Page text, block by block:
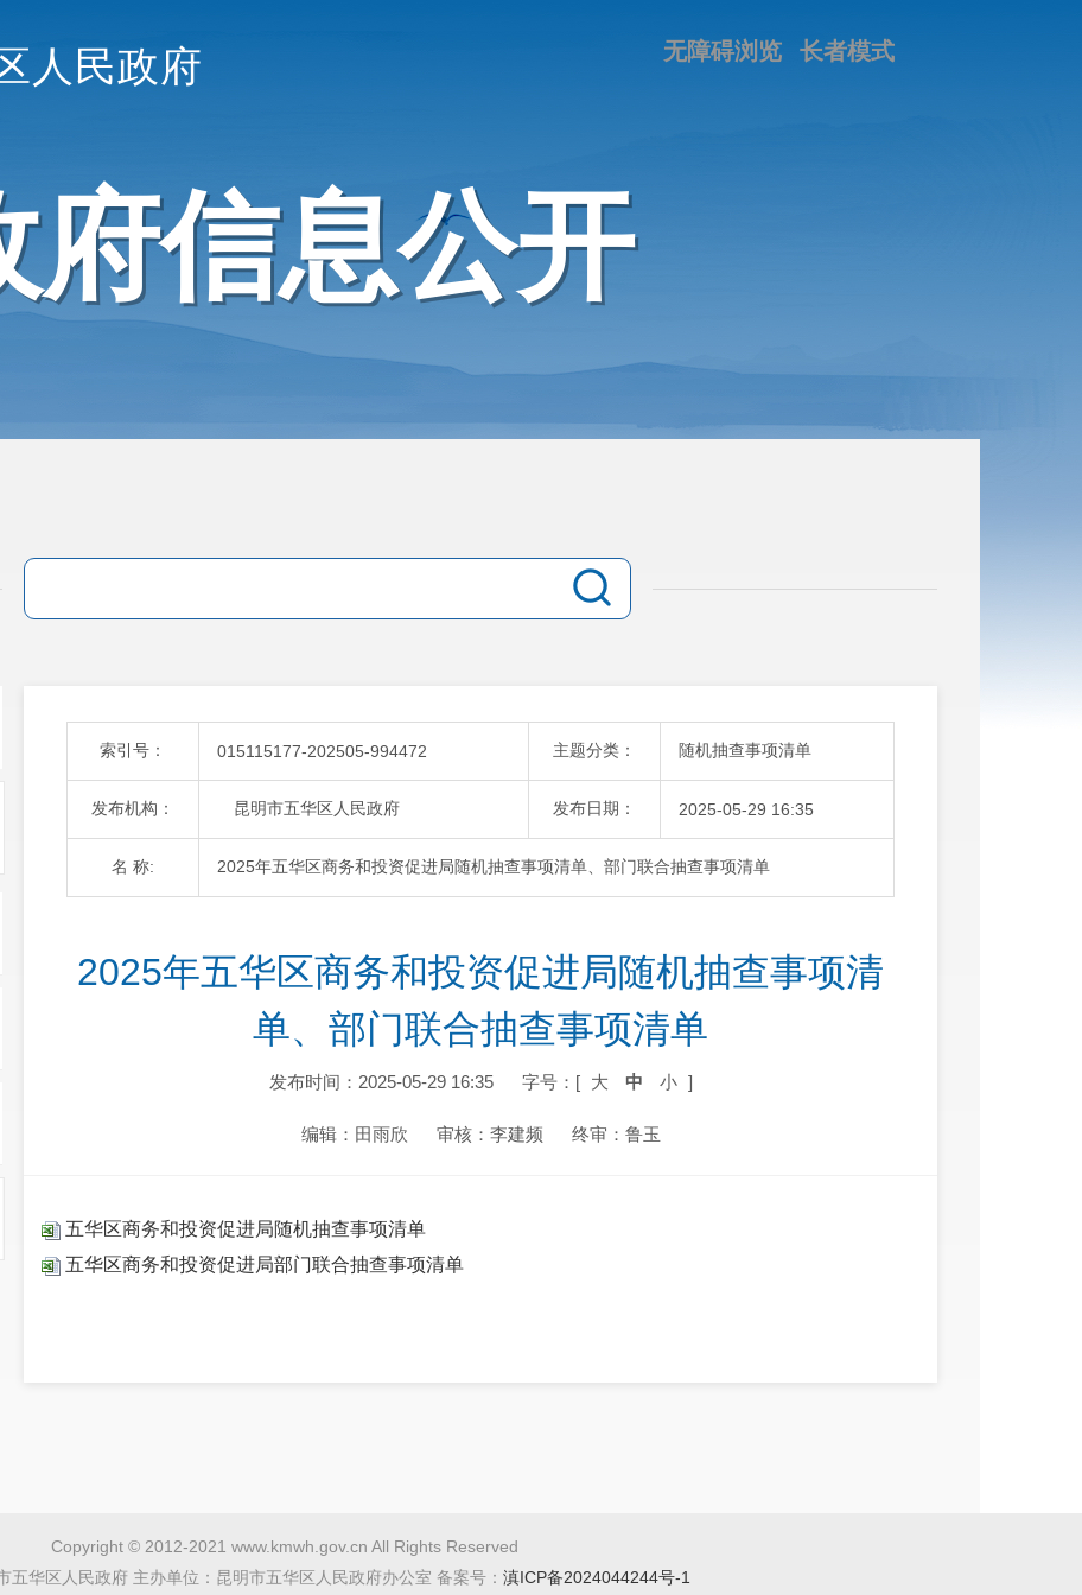
人民政府 长者模式
无障碍浏览
府信息公开
索引号： 015115177-202505-994472 主题分类： 随机抽查事项清单
发布机构： 昆明市五华区人民政府 发布日期： 2025-05-29 16:35
名 称: 2025年五华区商务和投资促进局随机抽查事项清单、部门联合抽查事项清单
2025年五华区商务和投资促进局随机抽查事项清
单、部门联合抽查事项清单
发布时间：2025-05-29 16:35 字号：[ 大 中 小 ]
编辑：田雨欣 审核：李建频 终审：鲁玉
五华区商务和投资促进局随机抽查事项清单
五华区商务和投资促进局部门联合抽查事项清单
Copyright © 2012-2021 www.kmwh.gov.cn All Rights Reserved
五华区人民政府 主办单位：昆明市五华区人民政府办公室 备案号： 滇ICP备2024044244号-1